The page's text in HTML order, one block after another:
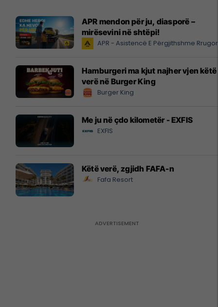
APR mendon për ju, diasporë –
mirësevini në shtëpi!
APR - Asistencë E Përgjithshme
Hamburgeri ma kjut najher vjen këtë
verë në Burger King
Burger King
Me ju në çdo kilometër - EXFIS
EXFIS
Këtë verë, zgjidh FAFA-n
Fafa Resort